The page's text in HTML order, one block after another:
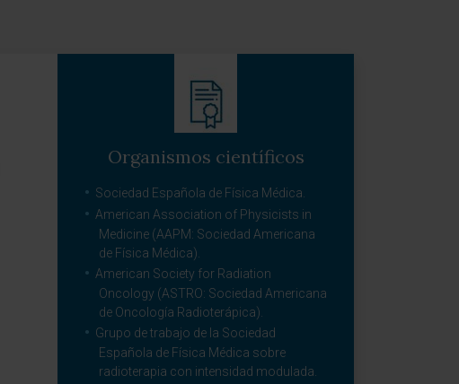
Organismos científicos
Sociedad Española de Física Médica.
American Association of Physicists in
Medicine (AAPM: Sociedad Americana
de Física Médica).
American Society for Radiation
Oncology (ASTRO: Sociedad Americana
de Oncología Radioterápica).
Grupo de trabajo de la Sociedad
Española de Física Médica sobre
radioterapia con intensidad modulada.